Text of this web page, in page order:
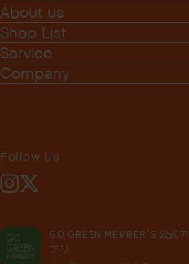
About us
Shop List
Service
Company
Follow Us
Instagram
X
GO GREEN MEMBER'S 公式ア
プリ